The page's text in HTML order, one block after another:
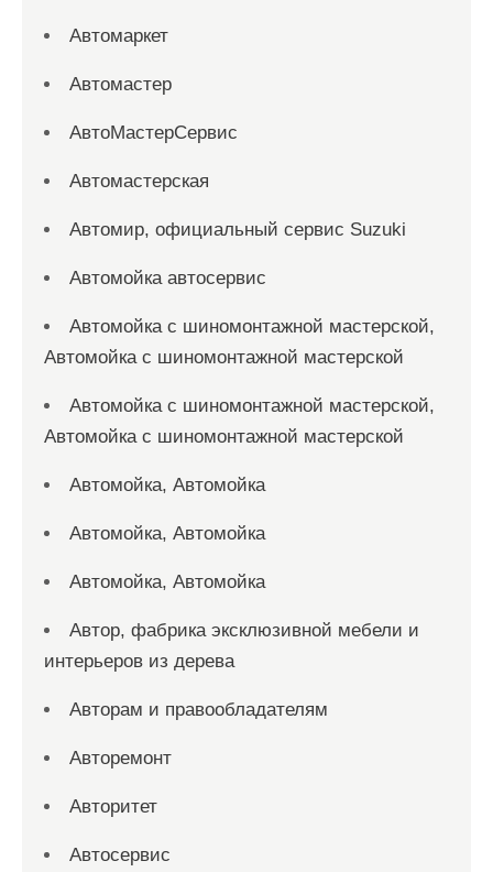
Автомаркет
Автомастер
АвтоМастерСервис
Автомастерская
Автомир, официальный сервис Suzuki
Автомойка автосервис
Автомойка с шиномонтажной мастерской,
Автомойка с шиномонтажной мастерской
Автомойка с шиномонтажной мастерской,
Автомойка с шиномонтажной мастерской
Автомойка, Автомойка
Автомойка, Автомойка
Автомойка, Автомойка
Автор, фабрика эксклюзивной мебели и
интерьеров из дерева
Авторам и правообладателям
Авторемонт
Авторитет
Автосервис